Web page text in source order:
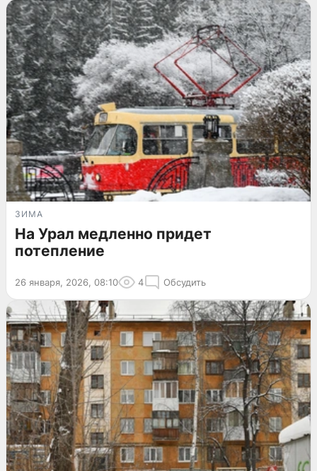
ЗИМА
На Урал медленно придет
потепление
26 января, 2026, 08:10 4 Обсудить